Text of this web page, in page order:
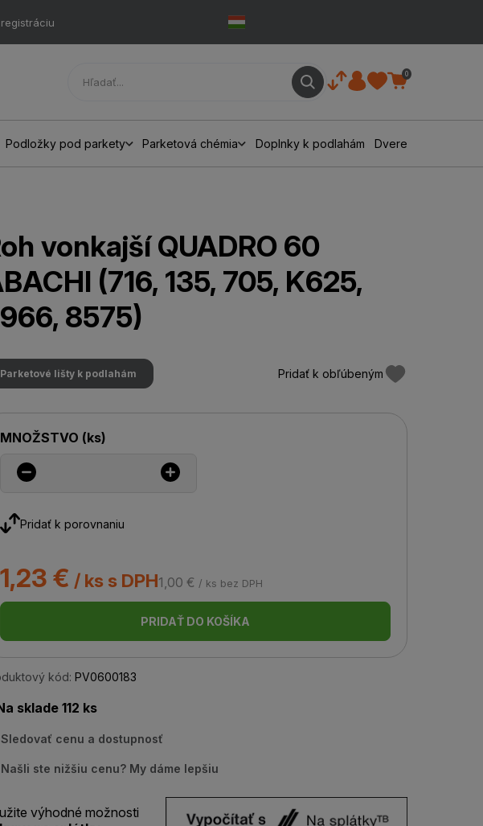
0
Podložky pod parkety Parketová chémia Doplnky k podlahám Dvere
vonkajší QUADRO 60
(716, 135, 705, K625,
8575)
Parketové lišty k podlahám Pridať k obľúbeným
MNOŽSTVO (ks)
Pridať k porovnaniu
1,23 € / ks s DPH1,00 € / ks bez DPH
PRIDAŤ DO KOŠÍKA
kód: PV0600183
sklade 112 ks
Sledovať cenu a dostupnosť
Našli ste nižšiu cenu? My dáme lepšiu
výhodné možnosti